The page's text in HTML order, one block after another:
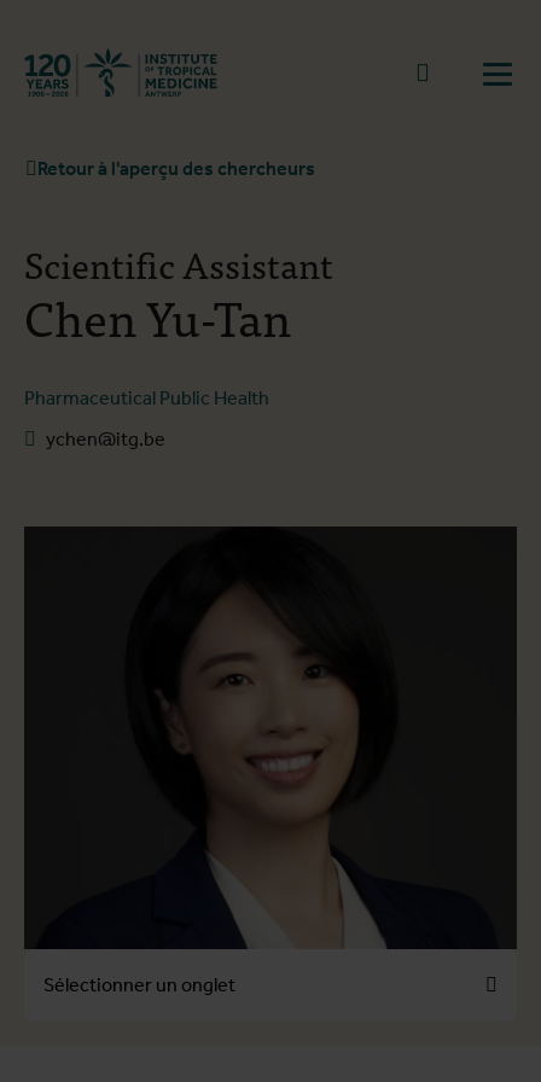
Retourner à la page d'accueil
go to
Retour à l'aperçu des chercheurs
Chen Yu-Tan
Scientific Assistant
Pharmaceutical Public Health
ychen@itg.be
Sélectionner un onglet